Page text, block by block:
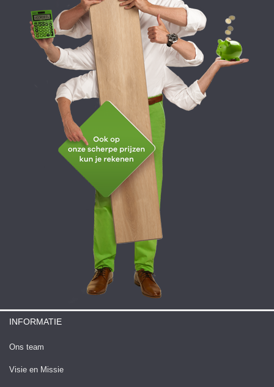
INFORMATIE
Ons team
Visie en Missie